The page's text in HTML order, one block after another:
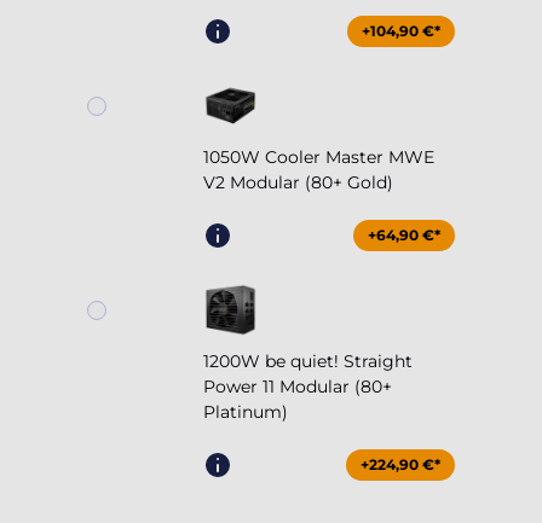
+104,90 €*
1050W Cooler Master MWE
V2 Modular (80+ Gold)
+64,90 €*
1200W be quiet! Straight
Power 11 Modular (80+
Platinum)
+224,90 €*